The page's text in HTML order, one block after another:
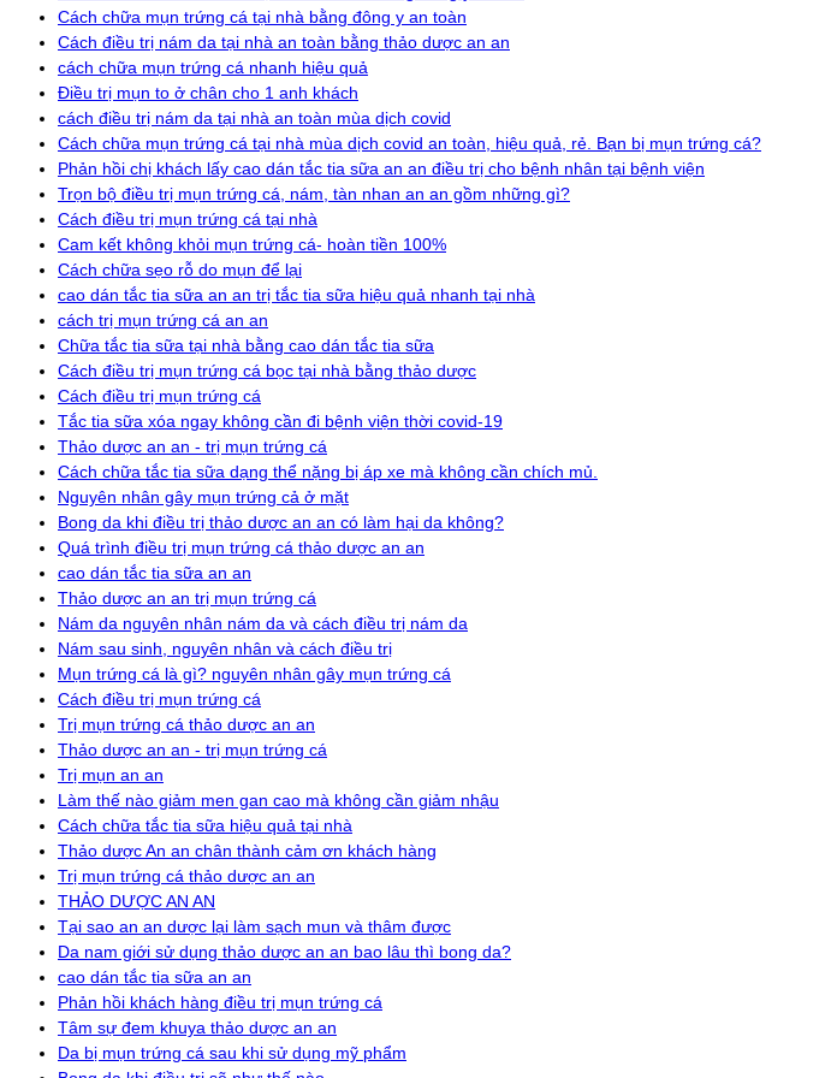
Cách chữa mụn trứng cá tại nhà bằng đông y an toàn
Cách điều trị nám da tại nhà an toàn bằng thảo dược an an
cách chữa mụn trứng cá nhanh hiệu quả
Điều trị mụn to ở chân cho 1 anh khách
cách điều trị nám da tại nhà an toàn mùa dịch covid
Cách chữa mụn trứng cá tại nhà mùa dịch covid an toàn, hiệu quả, rẻ. Bạn bị mụn trứng cá?
Phản hồi chị khách lấy cao dán tắc tia sữa an an điều trị cho bệnh nhân tại bệnh viện
Trọn bộ điều trị mụn trứng cá, nám, tàn nhan an an gồm những gì?
Cách điều trị mụn trứng cá tại nhà
Cam kết không khỏi mụn trứng cá- hoàn tiền 100%
Cách chữa sẹo rỗ do mụn để lại
cao dán tắc tia sữa an an trị tắc tia sữa hiệu quả nhanh tại nhà
cách trị mụn trứng cá an an
Chữa tắc tia sữa tại nhà bằng cao dán tắc tia sữa
Cách điều trị mụn trứng cá bọc tại nhà bằng thảo dược
Cách điều trị mụn trứng cá
Tắc tia sữa xóa ngay không cần đi bệnh viện thời covid-19
Thảo dược an an - trị mụn trứng cá
Cách chữa tắc tia sữa dạng thể nặng bị áp xe mà không cần chích mủ.
Nguyên nhân gây mụn trứng cả ở mặt
Bong da khi điều trị thảo dược an an có làm hại da không?
Quá trình điều trị mụn trứng cá thảo dược an an
cao dán tắc tia sữa an an
Thảo dược an an trị mụn trứng cá
Nám da nguyên nhân nám da và cách điều trị nám da
Nám sau sinh, nguyên nhân và cách điều trị
Mụn trứng cá là gì? nguyên nhân gây mụn trứng cá
Cách điều trị mụn trứng cá
Trị mụn trứng cá thảo dược an an
Thảo dược an an - trị mụn trứng cá
Trị mụn an an
Làm thế nào giảm men gan cao mà không cần giảm nhậu
Cách chữa tắc tia sữa hiệu quả tại nhà
Thảo dược An an chân thành cảm ơn khách hàng
Trị mụn trứng cá thảo dược an an
THẢO DƯỢC AN AN
Tại sao an an dược lại làm sạch mun và thâm được
Da nam giới sử dụng thảo dược an an bao lâu thì bong da?
cao dán tắc tia sữa an an
Phản hồi khách hàng điều trị mụn trứng cá
Tâm sự đem khuya thảo dược an an
Da bị mụn trứng cá sau khi sử dụng mỹ phẩm